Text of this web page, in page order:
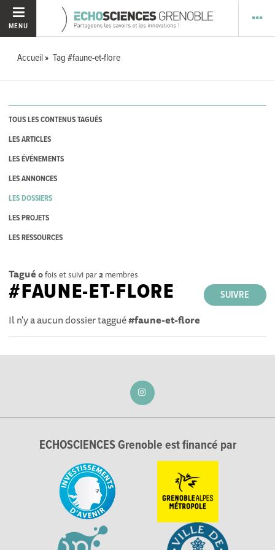
MENU
Accueil Tag #faune-et-flore
TOUS LES CONTENUS TAGUÉS
LES ARTICLES
LES ÉVÉNEMENTS
LES ANNONCES
LES DOSSIERS
LES PROJETS
LES RESSOURCES
Tagué 0fois et suivi par2 membres
SUIVRE
#FAUNE-ET-FLORE
Il n'y a aucun dossier taggué#faune-et-flore
ECHOSCIENCES Grenoble est financé par